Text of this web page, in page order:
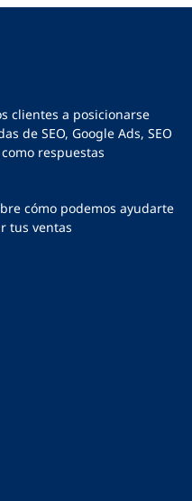
clientes a posicionarse
de SEO, Google Ads, SEO
respuestas
cómo podemos ayudarte
tus ventas